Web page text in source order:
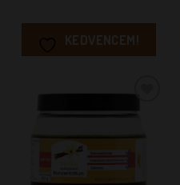
KEDVENCEM!